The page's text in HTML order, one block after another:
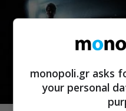
monopoli.gr asks
your personal